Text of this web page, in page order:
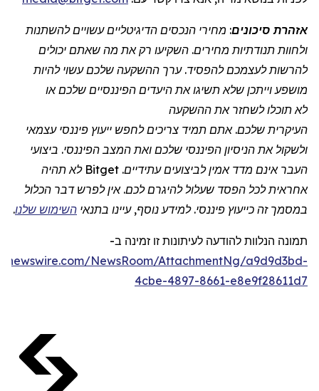
אזהרת סיכונים: מחירי הנכסים הדיגיטליים עשויים להשתנות
ולחוות תנודתיות מחירים. השקיעו רק את מה שאתם יכולים
להרשות לעצמכם להפסיד. ערך ההשקעה שלכם עשוי להיות
מושפע וייתכן שלא תשיגו את היעדים הפיננסיים שלכם או
לא תוכלו לשחזר את ההשקעה
העיקרית שלכם. אתם תמיד צריכים לחפש ייעוץ פיננסי עצמאי
ולשקול את הניסיון הפיננסי שלכם ואת המצב הפיננסי. ביצועי
העבר אינם מדד אמין לביצועים עתידיים. Bitget לא תהיה
אחראית לכל הפסד שעלול להיגרם לכם. אין לפרש דבר הכלול
במסמך זה כייעוץ פיננסי. למידע נוסף, עיינו בתנאי השימוש שלנו.
תמונה הנלוות להודעה לעיתונות זו זמינה ב-
NewsRoom/AttachmentNg/a9d9d3bd-
4cbe-4897-8661-e8e9f28611d7